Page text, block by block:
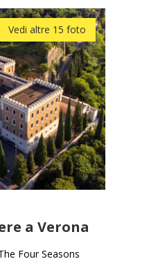
Vedi altre 15 foto
a Verona
Four Seasons